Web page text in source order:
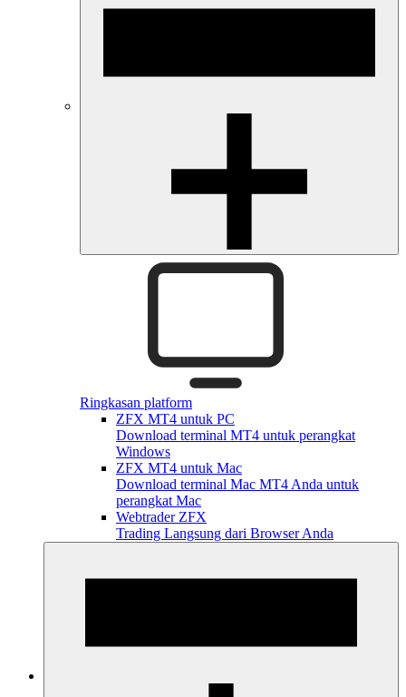
Ringkasan platform
ZFX MT4 untuk PC
Download terminal MT4 untuk perangkat
Windows
ZFX MT4 untuk Mac
Download terminal Mac MT4 Anda untuk
perangkat Mac
Webtrader ZFX
Trading Langsung dari Browser Anda